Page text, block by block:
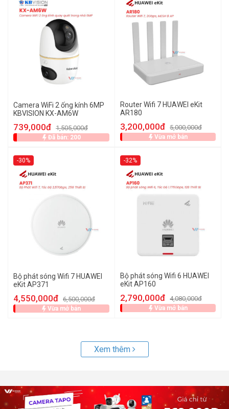
Camera WiFi 2 ống kính 6MP
KBVISION KX-AM6W
739,000đ 1,505,000đ
Đã bán: 200
Router Wifi 7 HUAWEI eKit
AR180
3,200,000đ 5,000,000đ
Vừa mở bán
-30%
Bộ phát sóng Wifi 7 HUAWEI
eKit AP371
4,550,000đ 6,500,000đ
Vừa mở bán
-32%
Bộ phát sóng Wifi 6 HUAWEI
eKit AP160
2,790,000đ 4,080,000đ
Vừa mở bán
Xem thêm